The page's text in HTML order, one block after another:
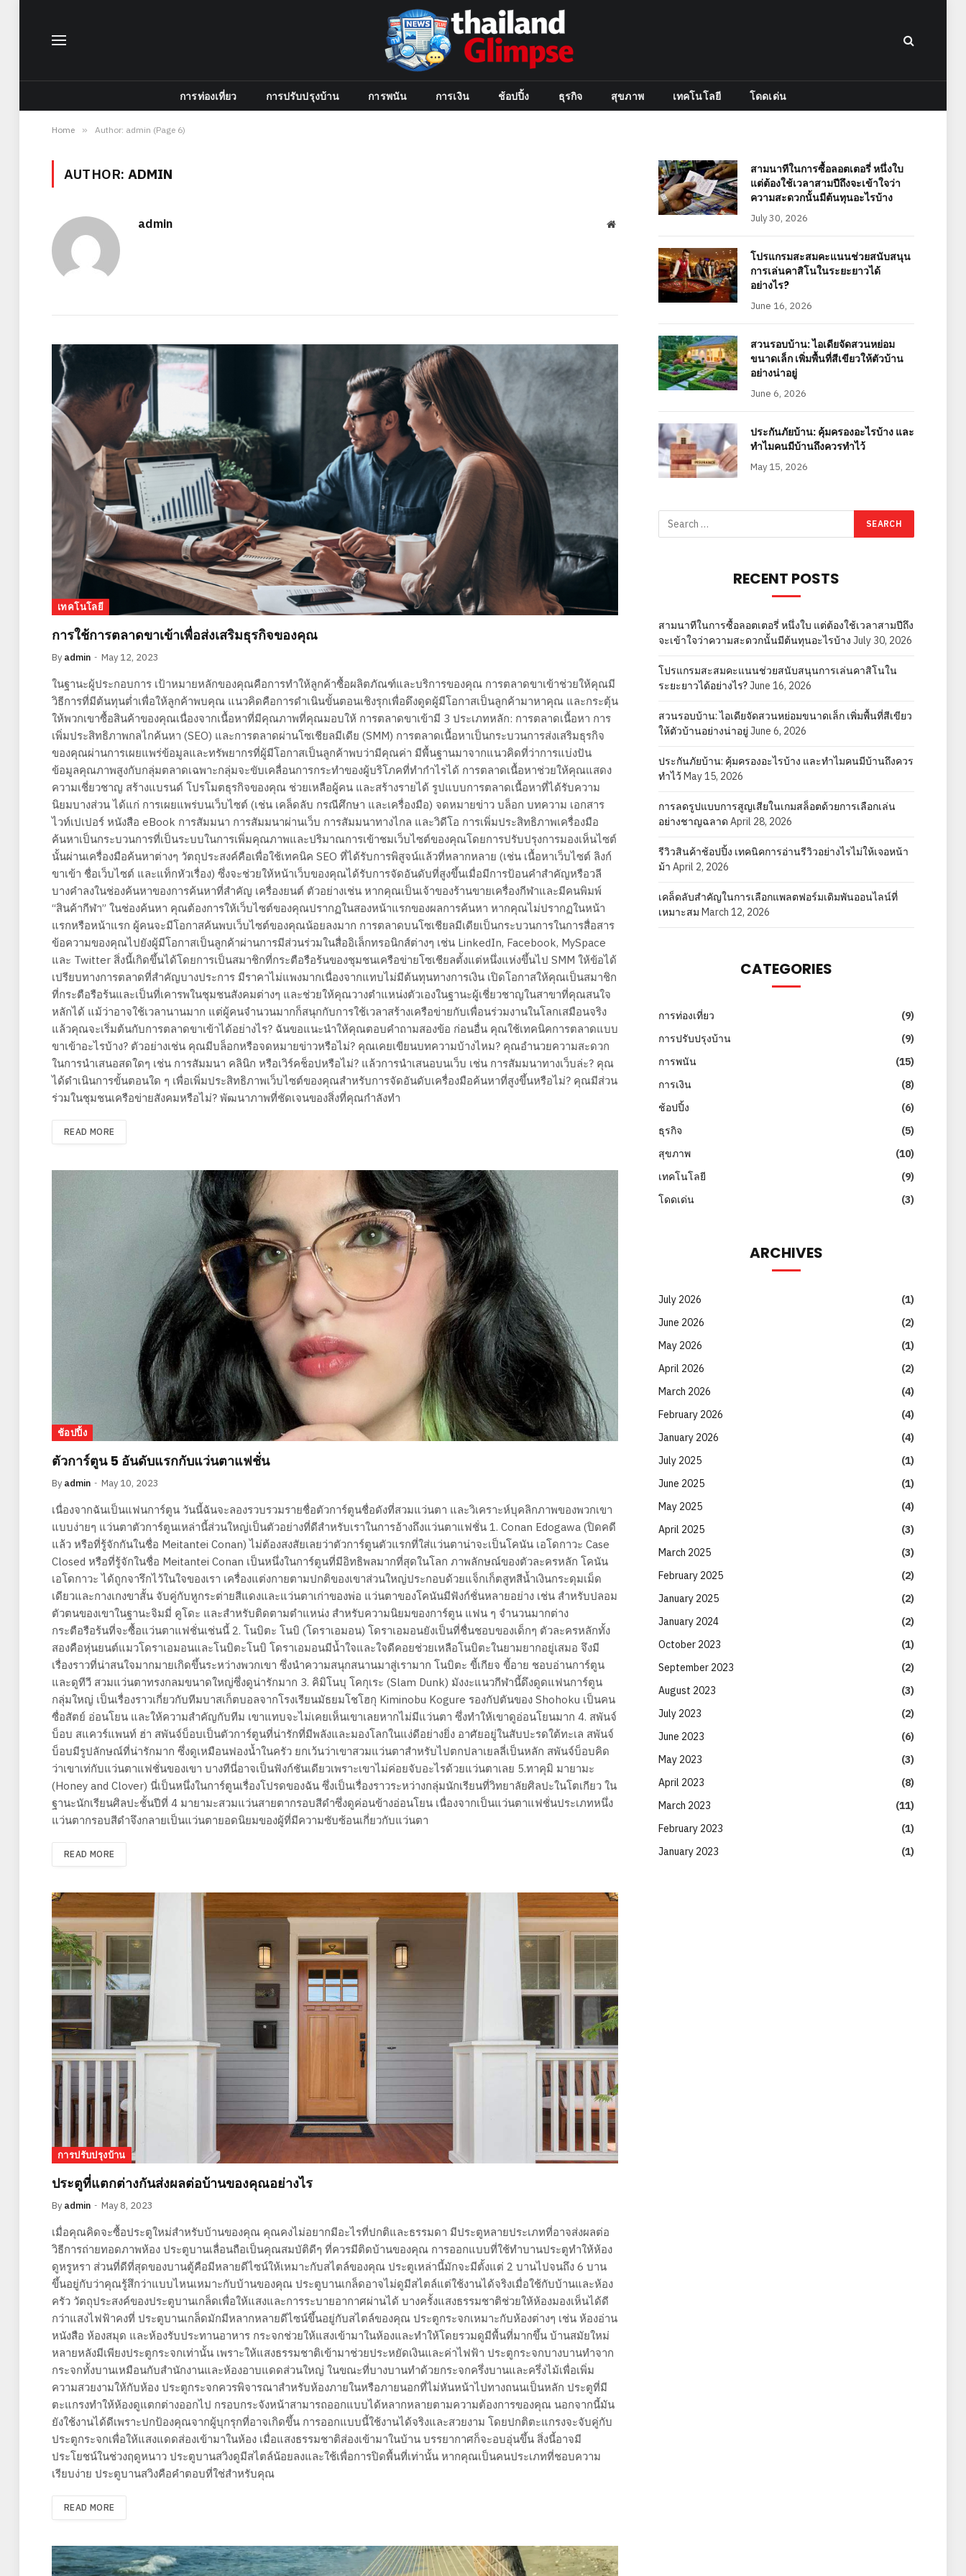
การท่องเที่ยว การปรับปรุงบ้าน การพนัน การเงิน ช้อปปิ้ง ธุรกิจ สุขภาพ เทคโนโลยี โดดเด่น
Home » Author: admin (Page 6)
AUTHOR: ADMIN
admin Website
เทคโนโลยี
การใช้การตลาดขาเข้าเพื่อส่งเสริมธุรกิจของคุณ
By admin May 12, 2023
ในฐานะผู้ประกอบการ เป้าหมายหลักของคุณคือการทำให้ลูกค้าซื้อผลิตภัณฑ์และบริการของคุณ การตลาดขาเข้าช่วยให้คุณมี
วิธีการที่มีต้นทุนต่ำเพื่อให้ลูกค้าพบคุณ แนวคิดคือการดำเนินขั้นตอนเชิงรุกเพื่อดึงดูดผู้มีโอกาสเป็นลูกค้ามาหาคุณ และกระตุ้น
ให้พวกเขาซื้อสินค้าของคุณเนื่องจากเนื้อหาที่มีคุณภาพที่คุณมอบให้ การตลาดขาเข้ามี 3 ประเภทหลัก: การตลาดเนื้อหา การ
เพิ่มประสิทธิภาพกลไกค้นหา (SEO) และการตลาดผ่านโซเชียลมีเดีย (SMM) การตลาดเนื้อหาเป็นกระบวนการส่งเสริมธุรกิจ
ของคุณผ่านการเผยแพร่ข้อมูลและทรัพยากรที่ผู้มีโอกาสเป็นลูกค้าพบว่ามีคุณค่า มีพื้นฐานมาจากแนวคิดที่ว่าการแบ่งปัน
ข้อมูลคุณภาพสูงกับกลุ่มตลาดเฉพาะกลุ่มจะขับเคลื่อนการกระทำของผู้บริโภคที่ทำกำไรได้ การตลาดเนื้อหาช่วยให้คุณแสดง
ความเชี่ยวชาญ สร้างแบรนด์ โปรโมตธุรกิจของคุณ ช่วยเหลือผู้คน และสร้างรายได้ รูปแบบการตลาดเนื้อหาที่ได้รับความ
นิยมบางส่วน ได้แก่ การเผยแพร่บนเว็บไซต์ (เช่น เคล็ดลับ กรณีศึกษา และเครื่องมือ) จดหมายข่าว บล็อก บทความ เอกสาร
ไวท์เปเปอร์ หนังสือ eBook การสัมมนา การสัมมนาผ่านเว็บ การสัมมนาทางไกล และวิดีโอ การเพิ่มประสิทธิภาพเครื่องมือ
ค้นหาเป็นกระบวนการที่เป็นระบบในการเพิ่มคุณภาพและปริมาณการเข้าชมเว็บไซต์ของคุณโดยการปรับปรุงการมองเห็นไซต์
นั้นผ่านเครื่องมือค้นหาต่างๆ วัตถุประสงค์คือเพื่อใช้เทคนิค SEO ที่ได้รับการพิสูจน์แล้วที่หลากหลาย (เช่น เนื้อหาเว็บไซต์ ลิงก์
ขาเข้า ชื่อเว็บไซต์ และแท็กหัวเรื่อง) ซึ่งจะช่วยให้หน้าเว็บของคุณได้รับการจัดอันดับที่สูงขึ้นเมื่อมีการป้อนคำสำคัญหรือวลี
บางคำลงในช่องค้นหาของการค้นหาที่สำคัญ เครื่องยนต์ ตัวอย่างเช่น หากคุณเป็นเจ้าของร้านขายเครื่องกีฬาและมีคนพิมพ์
“สินค้ากีฬา” ในช่องค้นหา คุณต้องการให้เว็บไซต์ของคุณปรากฏในสองหน้าแรกของผลการค้นหา หากคุณไม่ปรากฏในหน้า
แรกหรือหน้าแรก ผู้คนจะมีโอกาสค้นพบเว็บไซต์ของคุณน้อยลงมาก การตลาดบนโซเชียลมีเดียเป็นกระบวนการในการสื่อสาร
ข้อความของคุณไปยังผู้มีโอกาสเป็นลูกค้าผ่านการมีส่วนร่วมในสื่ออิเล็กทรอนิกส์ต่างๆ เช่น LinkedIn, Facebook, MySpace
และ Twitter สิ่งนี้เกิดขึ้นได้โดยการเป็นสมาชิกที่กระตือรือร้นของชุมชนเครือข่ายโซเชียลตั้งแต่หนึ่งแห่งขึ้นไป SMM ให้ข้อได้
เปรียบทางการตลาดที่สำคัญบางประการ มีราคาไม่แพงมากเนื่องจากแทบไม่มีต้นทุนทางการเงิน เปิดโอกาสให้คุณเป็นสมาชิก
ที่กระตือรือร้นและเป็นที่เคารพในชุมชนสังคมต่างๆ และช่วยให้คุณวางตำแหน่งตัวเองในฐานะผู้เชี่ยวชาญในสาขาที่คุณสนใจ
หลักได้ แม้ว่าอาจใช้เวลานานมาก แต่ผู้คนจำนวนมากก็สนุกกับการใช้เวลาสร้างเครือข่ายกับเพื่อนร่วมงานในโลกเสมือนจริง
แล้วคุณจะเริ่มต้นกับการตลาดขาเข้าได้อย่างไร? ฉันขอแนะนำให้คุณตอบคำถามสองข้อ ก่อนอื่น คุณใช้เทคนิคการตลาดแบบ
ขาเข้าอะไรบ้าง? ตัวอย่างเช่น คุณมีบล็อกหรือจดหมายข่าวหรือไม่? คุณเคยเขียนบทความบ้างไหม? คุณอำนวยความสะดวก
ในการนำเสนอสดใดๆ เช่น การสัมมนา คลินิก หรือเวิร์คช็อปหรือไม่? แล้วการนำเสนอบนเว็บ เช่น การสัมมนาทางเว็บล่ะ? คุณ
ได้ดำเนินการขั้นตอนใด ๆ เพื่อเพิ่มประสิทธิภาพเว็บไซต์ของคุณสำหรับการจัดอันดับเครื่องมือค้นหาที่สูงขึ้นหรือไม่? คุณมีส่วน
ร่วมในชุมชนเครือข่ายสังคมหรือไม่? พัฒนาภาพที่ชัดเจนของสิ่งที่คุณกำลังทำ
READ MORE
ช้อปปิ้ง
ตัวการ์ตูน 5 อันดับแรกกับแว่นตาแฟชั่น
By admin May 10, 2023
เนื่องจากฉันเป็นแฟนการ์ตูน วันนี้ฉันจะลองรวบรวมรายชื่อตัวการ์ตูนชื่อดังที่สวมแว่นตา และวิเคราะห์บุคลิกภาพของพวกเขา
แบบง่ายๆ แว่นตาตัวการ์ตูนเหล่านี้ส่วนใหญ่เป็นตัวอย่างที่ดีสำหรับเราในการอ้างถึงแว่นตาแฟชั่น 1. Conan Edogawa (ปิดคดี
แล้ว หรือที่รู้จักกันในชื่อ Meitantei Conan) ไม่ต้องสงสัยเลยว่าตัวการ์ตูนตัวแรกที่ใส่แว่นตาน่าจะเป็นโคนัน เอโดกาวะ Case
Closed หรือที่รู้จักในชื่อ Meitantei Conan เป็นหนึ่งในการ์ตูนที่มีอิทธิพลมากที่สุดในโลก ภาพลักษณ์ของตัวละครหลัก โคนัน
เอโดกาวะ ได้ถูกจารึกไว้ในใจของเรา เครื่องแต่งกายตามปกติของเขาส่วนใหญ่ประกอบด้วยแจ็กเก็ตสูทสีน้ำเงินกระดุมเม็ด
เดียวและกางเกงขาสั้น จับคู่กับหูกระต่ายสีแดงและแว่นตาเก่าของพ่อ แว่นตาของโคนันมีฟังก์ชั่นหลายอย่าง เช่น สำหรับปลอม
ตัวตนของเขาในฐานะจิมมี่ คูโดะ และสำหรับติดตามตำแหน่ง สำหรับความนิยมของการ์ตูน แฟน ๆ จำนวนมากต่าง
กระตือรือร้นที่จะซื้อแว่นตาแฟชั่นเช่นนี้ 2. โนบิตะ โนบิ (โดราเอมอน) โดราเอมอนยังเป็นที่ชื่นชอบของเด็กๆ ตัวละครหลักทั้ง
สองคือหุ่นยนต์แมวโดราเอมอนและโนบิตะโนบิ โดราเอมอนมีน้ำใจและใจดีคอยช่วยเหลือโนบิตะในยามยากอยู่เสมอ จึงมี
เรื่องราวที่น่าสนใจมากมายเกิดขึ้นระหว่างพวกเขา ซึ่งนำความสนุกสนานมาสู่เรามาก โนบิตะ ขี้เกียจ ขี้อาย ชอบอ่านการ์ตูน
และดูทีวี สวมแว่นตาทรงกลมขนาดใหญ่ซึ่งดูน่ารักมาก 3. คิมิโนบุ โคกุเระ (Slam Dunk) มังงะแนวกีฬานี้ดึงดูดแฟนการ์ตูน
กลุ่มใหญ่ เป็นเรื่องราวเกี่ยวกับทีมบาสเก็ตบอลจากโรงเรียนมัธยมโชโฮกุ Kiminobu Kogure รองกัปตันของ Shohoku เป็นคน
ซื่อสัตย์ อ่อนโยน และให้ความสำคัญกับทีม เขาแทบจะไม่เคยเห็นเขาเลยหากไม่มีแว่นตา ซึ่งทำให้เขาดูอ่อนโยนมาก 4. สพันจ์
บ็อบ สแควร์แพนท์ ฮ่า สพันจ์บ็อบเป็นตัวการ์ตูนที่น่ารักที่มีพลังและมองโลกในแง่ดีอย่างยิ่ง อาศัยอยู่ในสับปะรดใต้ทะเล สพันจ์
บ็อบมีรูปลักษณ์ที่น่ารักมาก ซึ่งดูเหมือนฟองน้ำในครัว ยกเว้นว่าเขาสวมแว่นตาสำหรับไปตกปลาเยลลี่เป็นหลัก สพันจ์บ็อบคิด
ว่าเขาเท่กับแว่นตาแฟชั่นของเขา บางทีนี่อาจเป็นฟังก์ชันเดียวเพราะเขาไม่ค่อยจับอะไรด้วยแว่นตาเลย 5.ทาคุมิ มายามะ
(Honey and Clover) นี่เป็นหนึ่งในการ์ตูนเรื่องโปรดของฉัน ซึ่งเป็นเรื่องราวระหว่างกลุ่มนักเรียนที่วิทยาลัยศิลปะในโตเกียว ใน
ฐานะนักเรียนศิลปะชั้นปีที่ 4 มายามะสวมแว่นสายตากรอบสีดำซึ่งดูค่อนข้างอ่อนโยน เนื่องจากเป็นแว่นตาแฟชั่นประเภทหนึ่ง
แว่นตากรอบสีดำจึงกลายเป็นแว่นตายอดนิยมของผู้ที่มีความซับซ้อนเกี่ยวกับแว่นตา
READ MORE
การปรับปรุงบ้าน
ประตูที่แตกต่างกันส่งผลต่อบ้านของคุณอย่างไร
By admin May 8, 2023
เมื่อคุณคิดจะซื้อประตูใหม่สำหรับบ้านของคุณ คุณคงไม่อยากมีอะไรที่ปกติและธรรมดา มีประตูหลายประเภทที่อาจส่งผลต่อ
วิธีการถ่ายทอดภาพห้อง ประตูบานเลื่อนถือเป็นคุณสมบัติดีๆ ที่ควรมีติดบ้านของคุณ การออกแบบที่ใช้ทำบานประตูทำให้ห้อง
ดูหรูหรา ส่วนที่ดีที่สุดของบานตู้คือมีหลายดีไซน์ให้เหมาะกับสไตล์ของคุณ ประตูเหล่านี้มักจะมีตั้งแต่ 2 บานไปจนถึง 6 บาน
ขึ้นอยู่กับว่าคุณรู้สึกว่าแบบไหนเหมาะกับบ้านของคุณ ประตูบานเกล็ดอาจไม่ดูมีสไตล์แต่ใช้งานได้จริงเมื่อใช้กับบ้านและห้อง
ครัว วัตถุประสงค์ของประตูบานเกล็ดเพื่อให้แสงและการระบายอากาศผ่านได้ บางครั้งแสงธรรมชาติช่วยให้ห้องมองเห็นได้ดี
กว่าแสงไฟฟ้าคงที่ ประตูบานเกล็ดมักมีหลากหลายดีไซน์ขึ้นอยู่กับสไตล์ของคุณ ประตูกระจกเหมาะกับห้องต่างๆ เช่น ห้องอ่าน
หนังสือ ห้องสมุด และห้องรับประทานอาหาร กระจกช่วยให้แสงเข้ามาในห้องและทำให้โดยรวมดูมีพื้นที่มากขึ้น บ้านสมัยใหม่
หลายหลังมีเพียงประตูกระจกเท่านั้น เพราะให้แสงธรรมชาติเข้ามาช่วยประหยัดเงินและค่าไฟฟ้า ประตูกระจกบางบานทำจาก
กระจกทั้งบานเหมือนกับสำนักงานและห้องอาบแดดส่วนใหญ่ ในขณะที่บางบานทำด้วยกระจกครึ่งบานและครึ่งไม้เพื่อเพิ่ม
ความสวยงามให้กับห้อง ประตูกระจกควรพิจารณาสำหรับห้องภายในหรือภายนอกที่ไม่หันหน้าไปทางถนนเป็นหลัก ประตูที่มี
ตะแกรงทำให้ห้องดูแตกต่างออกไป กรอบกระจังหน้าสามารถออกแบบได้หลากหลายตามความต้องการของคุณ นอกจากนี้มัน
ยังใช้งานได้ดีเพราะปกป้องคุณจากผู้บุกรุกที่อาจเกิดขึ้น การออกแบบนี้ใช้งานได้จริงและสวยงาม โดยปกติตะแกรงจะจับคู่กับ
ประตูกระจกเพื่อให้แสงแดดส่องเข้ามาในห้อง เมื่อแสงธรรมชาติส่องเข้ามาในบ้าน บรรยากาศก็จะอบอุ่นขึ้น สิ่งนี้อาจมี
ประโยชน์ในช่วงฤดูหนาว ประตูบานสวิงดูมีสไตล์น้อยลงและใช้เพื่อการปิดพื้นที่เท่านั้น หากคุณเป็นคนประเภทที่ชอบความ
เรียบง่าย ประตูบานสวิงคือคำตอบที่ใช่สำหรับคุณ
READ MORE
สามนาทีในการซื้อลอตเตอรี่ หนึ่งใบ
แต่ต้องใช้เวลาสามปีถึงจะเข้าใจว่า
ความสะดวกนั้นมีต้นทุนอะไรบ้าง
July 30, 2026
โปรแกรมสะสมคะแนนช่วยสนับสนุน
การเล่นคาสิโนในระยะยาวได้
อย่างไร?
June 16, 2026
สวนรอบบ้าน: ไอเดียจัดสวนหย่อม
ขนาดเล็ก เพิ่มพื้นที่สีเขียวให้ตัวบ้าน
อย่างน่าอยู่
June 6, 2026
ประกันภัยบ้าน: คุ้มครองอะไรบ้าง และ
ทำไมคนมีบ้านถึงควรทำไว้
May 15, 2026
RECENT POSTS
สามนาทีในการซื้อลอตเตอรี่ หนึ่งใบ แต่ต้องใช้เวลาสามปีถึง
จะเข้าใจว่าความสะดวกนั้นมีต้นทุนอะไรบ้าง July 30, 2026
โปรแกรมสะสมคะแนนช่วยสนับสนุนการเล่นคาสิโนใน
ระยะยาวได้อย่างไร?June 16, 2026
สวนรอบบ้าน: ไอเดียจัดสวนหย่อมขนาดเล็ก เพิ่มพื้นที่สีเขียว
ให้ตัวบ้านอย่างน่าอยู่ June 6, 2026
ประกันภัยบ้าน: คุ้มครองอะไรบ้าง และทำไมคนมีบ้านถึงควร
ทำไว้May 15, 2026
การลดรูปแบบการสูญเสียในเกมสล็อตด้วยการเลือกเล่น
อย่างชาญฉลาด April 28, 2026
รีวิวสินค้าช้อปปิ้ง เทคนิคการอ่านรีวิวอย่างไรไม่ให้เจอหน้า
ม้า April 2, 2026
เคล็ดลับสำคัญในการเลือกแพลตฟอร์มเดิมพันออนไลน์ที่
เหมาะสม March 12, 2026
CATEGORIES
การท่องเที่ยว
(9)
การปรับปรุงบ้าน
(9)
การพนัน
(15)
การเงิน
(8)
ช้อปปิ้ง
(6)
ธุรกิจ
(5)
สุขภาพ
(10)
เทคโนโลยี
(9)
โดดเด่น
(3)
ARCHIVES
July 2026
(1)
June 2026
(2)
May 2026
(1)
April 2026
(2)
March 2026
(4)
February 2026
(4)
January 2026
(4)
July 2025
(1)
June 2025
(1)
May 2025
(4)
April 2025
(3)
March 2025
(3)
February 2025
(2)
January 2025
(2)
January 2024
(2)
October 2023
(1)
September 2023
(2)
August 2023
(3)
July 2023
(2)
June 2023
(6)
May 2023
(3)
April 2023
(8)
March 2023
(11)
February 2023
(1)
January 2023
(1)